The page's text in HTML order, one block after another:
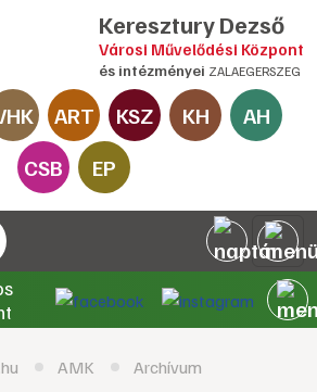
Keresztury Dezső
Városi Művelődési Központ
és intézményei ZALAEGERSZEG
ART KSZ KH
AH
CSB
EP
AMK Archívum